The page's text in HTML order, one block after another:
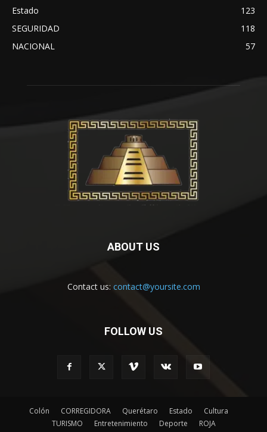
Estado
123
SEGURIDAD
118
NACIONAL
57
ABOUT US
Contact us: contact@yoursite.com
FOLLOW US
Colón CORREGIDORA Querétaro Estado
Cultura
TURISMO
Entretenimiento Deporte ROJA